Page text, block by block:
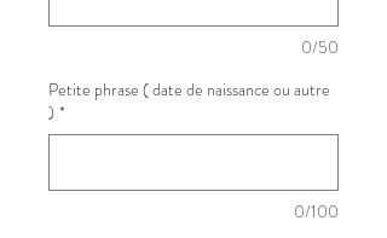
0/50
Petite phrase ( date de naissance ou autre
) *
0/100